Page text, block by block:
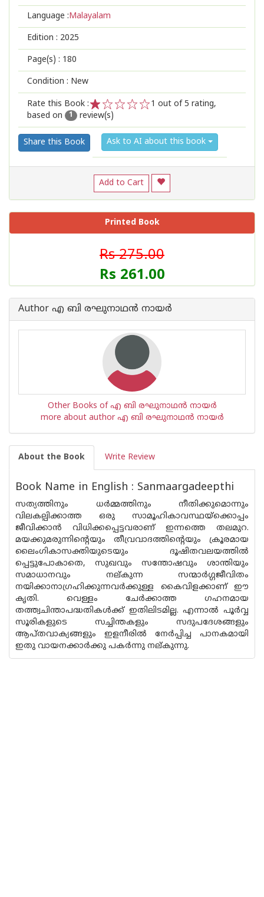
Language :Malayalam
Edition : 2025
Page(s) : 180
Condition : New
Rate this Book :
2
1
1 out of 5 rating,
based on
1 review(s)
Share this Book Ask to AI about this book
Add to Cart
Printed Book
Rs 275.00
Rs 261.00
Author എ ബി രഘുനാഥന്‍ നായര്‍
Other Books of എ ബി രഘുനാഥന്‍ നായര്‍
more about author എ ബി രഘുനാഥന്‍ നായര്‍
About the Book Write Review
Book Name in English : Sanmaargadeepthi
സത്യത്തിനും ധർമ്മത്തിനും നീതിക്കുമൊന്നും
വിലകല്പിക്കാത്ത ഒരു സാമൂഹികാവസ്ഥയ്ക്കൊപ്പം
ജീവിക്കാൻ വിധിക്കപ്പെട്ടവരാണ് ഇന്നത്തെ തലമുറ.
മയക്കുമരുന്നിന്റെയും തീവ്രവാദത്തിന്റെയും ക്രൂരമായ
ലൈംഗികാസക്തിയുടെയും ദൂഷിതവലയത്തിൽ
പ്പെട്ടുപോകാതെ, സുഖവും സന്തോഷവും ശാന്തിയും
സമാധാനവും നല്കുന്ന സന്മാർഗ്ഗജീവിതം
നയിക്കാനാഗ്രഹിക്കുന്നവർക്കുള്ള കൈവിളക്കാണ് ഈ
കൃതി. വെള്ളം ചേർക്കാത്ത ഗഹനമായ
തത്ത്വചിന്താപദ്ധതികൾക്ക് ഇതിലിടമില്ല. എന്നാൽ പൂർവ്വ
സൂരികളുടെ സച്ചിന്തകളും സദുപദേശങ്ങളും
ആപ്തവാക്യങ്ങളും ഇളനീരിൽ നേർപ്പിച്ച പാനകമായി
ഇതു വായനക്കാർക്കു പകർന്നു നല്കുന്നു.